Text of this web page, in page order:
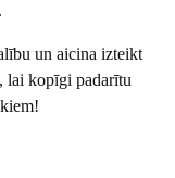
un aicina izteikt
lai kopīgi padarītu